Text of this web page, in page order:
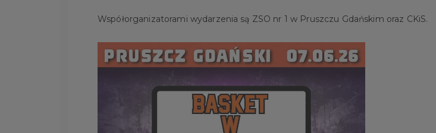
Współorganizatorami wydarzenia są ZSO nr 1 w Pruszczu Gdańskim oraz CKiS.